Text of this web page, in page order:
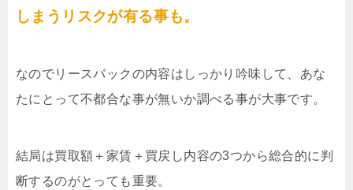
しまうリスクが有る事も。
なのでリースバックの内容はしっかり吟味して、あな
たにとって不都合な事が無いか調べる事が大事です。
結局は買取額＋家賃＋買戻し内容の3つから総合的に判
断するのがとっても重要。